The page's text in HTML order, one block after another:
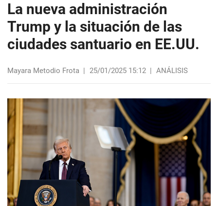
La nueva administración
Trump y la situación de las
ciudades santuario en EE.UU.
Mayara Metodio Frota | 25/01/2025 15:12 | ANÁLISIS